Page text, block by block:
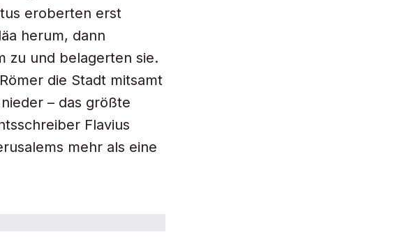
eroberten erst
herum, dann
zu und belagerten sie.
die Stadt mitsamt
– das größte
Flavius
mehr als eine